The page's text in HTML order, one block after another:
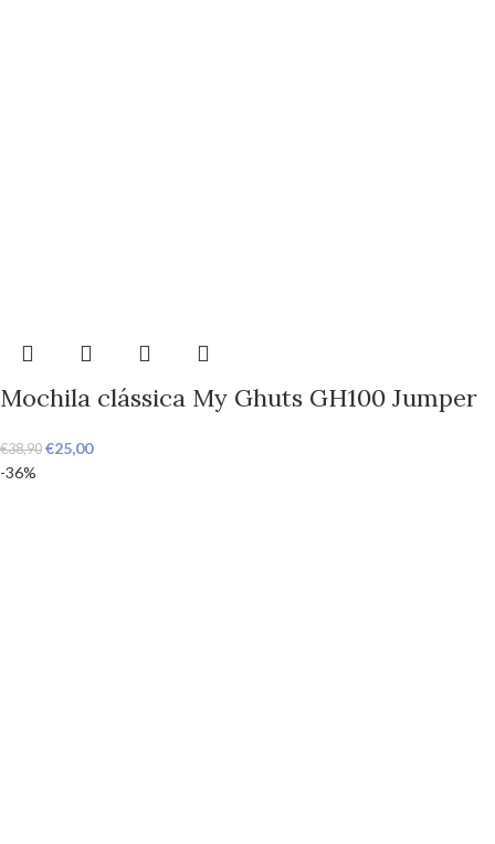
Mochila clássica My Ghuts GH100 Jumper
€38,90 €25,00
-36%